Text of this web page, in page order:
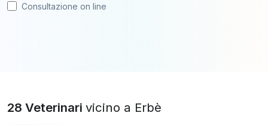
Consultazione on line
28 Veterinari vicino a Erbè